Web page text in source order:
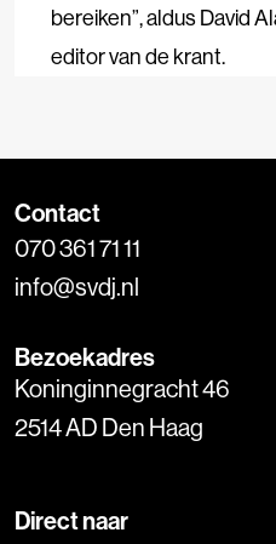
bereiken”, aldus David
editor van de krant.
Contact
070 361 71 11
info@svdj.nl
Bezoekadres
Koninginnegracht 46
2514 AD Den Haag
Direct naar